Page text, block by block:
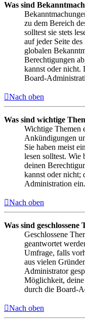
Was sind
zu dem Bereich
solltest sie stets
auf jeder Seite
globalen
Berechtigungen
kannst oder nicht.
Board-
Nach oben
Was sind wichtige
Wichtige Themen
Ankündigungen
Sie haben meist
lesen solltest. Wie
deinen
kannst oder nicht;
Administration ein.
Nach oben
Was sind geschlossene
Geschlossene
geantwortet
Umfrage, falls
aus vielen
Administrator
Möglichkeit, deine
durch die Board-
Nach oben